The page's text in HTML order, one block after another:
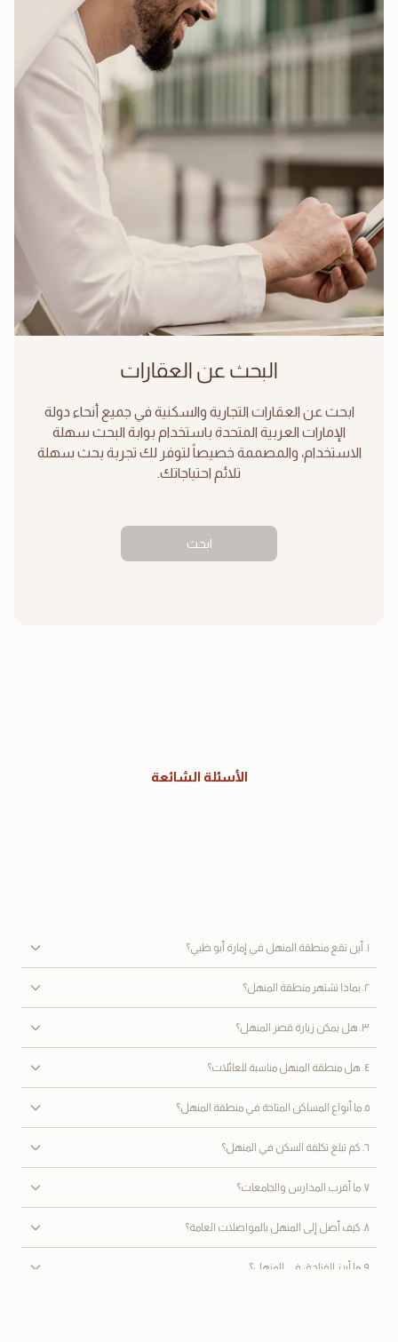
البحث عن العقارات
ابحث عن العقارات التجارية والسكنية في جميع أنحاء دولة
الإمارات العربية المتحدة باستخدام بوابة البحث سهلة
الاستخدام، والمصممة خصيصاً لتوفر لك تجربة بحث سهلة
تلائم احتياجاتك.
ابحث
الأسئلة الشائعة
١. أين تقع منطقة المنهل في إمارة أبو ظبي؟
٢. بماذا تشتهر منطقة المنهل؟
٣. هل يمكن زيارة قصر المنهل؟
٤. هل منطقة المنهل مناسبة للعائلات؟
٥. ما أنواع المساكن المتاحة في منطقة المنهل؟
٦. كم تبلغ تكلفة السكن في المنهل؟
٧. ما أقرب المدارس والجامعات؟
٨. كيف أصل إلى المنهل بالمواصلات العامة؟
٩. ما أبرز الفنادق في المنهل؟